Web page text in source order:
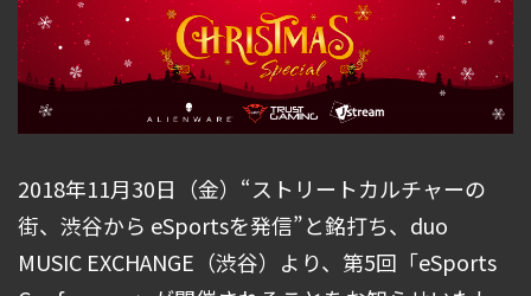
2018年11月30日（金）“ストリートカルチャーの
街、渋谷から eSportsを発信”と銘打ち、duo
MUSIC EXCHANGE（渋谷）より、第5回「eSports